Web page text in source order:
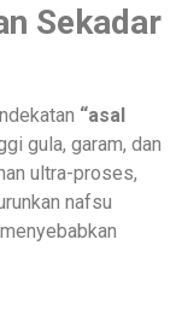
Sekadar
“asal
gula, garam, dan
ultra-proses,
nafsu